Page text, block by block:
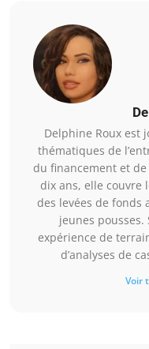
Delphine Roux est
thématiques de
du financement et
dix ans, elle couvre
des levées de fonds
jeunes pousses.
expérience de
d’analyses de
Voir